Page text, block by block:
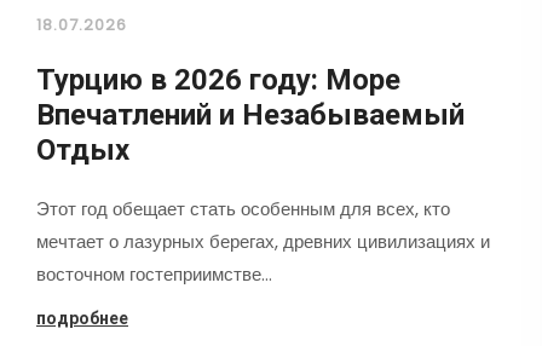
18.07.2026
Турцию в 2026 году: Море
Впечатлений и Незабываемый
Отдых
Этот год обещает стать особенным для всех, кто
мечтает о лазурных берегах, древних цивилизациях и
восточном гостеприимстве…
подробнее